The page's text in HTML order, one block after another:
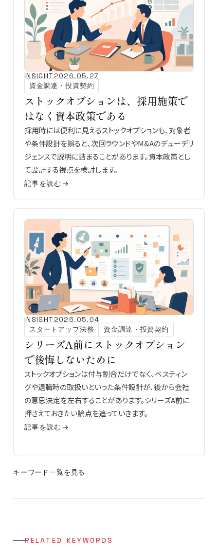
INSIGHT2026.05.27
資金調達・投資契約
ストックオプションは、採用施策で
はなく資本政策である
採用時には便利に見えるストックオプションも、対象者
や条件設計を誤ると、次回ラウンドやM&Aのデューデリ
ジェンスで説明に詰まることがあります。資本政策とし
て設計する視点を検討します。
記事を読む
INSIGHT2026.05.04
スタートアップ法務
資金調達・投資契約
シリーズA前にストックオプション
で後悔しないために
ストックオプションは付与割合だけでなく、ベスティン
グや退職時の取扱いといった条件設計が、後から会社
の意思決定を左右することがあります。シリーズA前に
押さえておきたい論点を追っていきます。
記事を読む
キーワード一覧を見る
RELATED KEYWORDS